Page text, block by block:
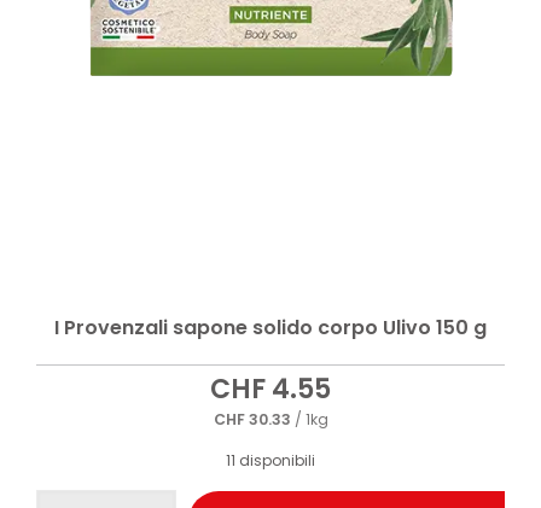
I Provenzali sapone solido corpo Ulivo 150 g
CHF4.55
CHF30.33 / 1kg
11 disponibili